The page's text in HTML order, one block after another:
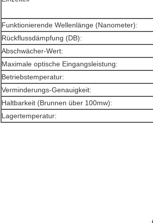
Funktionierende Wellenlänge (Nanometer):
Rückflussdämpfung (DB):
Abschwächer-Wert:
Maximale optische Eingangsleistung:
Betriebstemperatur:
Verminderungs-Genauigkeit:
Haltbarkeit (Brunnen über 100mw):
Lagertemperatur: